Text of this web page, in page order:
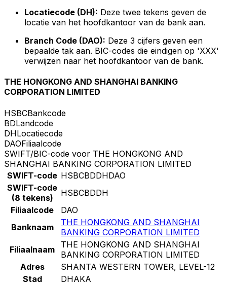
Locatiecode (DH): Deze twee tekens geven de
locatie van het hoofdkantoor van de bank aan.
Branch Code (DAO): Deze 3 cijfers geven een
bepaalde tak aan. BIC-codes die eindigen op 'XXX'
verwijzen naar het hoofdkantoor van de bank.
THE HONGKONG AND SHANGHAI BANKING
CORPORATION LIMITED
HSBCBankcode
BDLandcode
DHLocatiecode
DAOFiliaalcode
SWIFT/BIC-code voor THE HONGKONG AND
SHANGHAI BANKING CORPORATION LIMITED
SWIFT-code HSBCBDDHDAO
SWIFT-code
(8 tekens)
HSBCBDDH
Filiaalcode
DAO
Banknaam
THE HONGKONG AND SHANGHAI
BANKING CORPORATION LIMITED
Filiaalnaam
THE HONGKONG AND SHANGHAI
BANKING CORPORATION LIMITED
Adres
SHANTA WESTERN TOWER, LEVEL-12
Stad
DHAKA